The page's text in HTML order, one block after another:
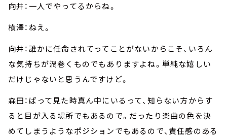
向井：一人でやってるからね。
横澤：ねえ。
向井：誰かに任命されてってことがないからこそ、いろん
な気持ちが渦巻くものでもありますよね。単純な嬉しい
だけじゃないと思うんですけど。
森田：ぱって見た時真ん中にいるって、知らない方からす
ると目が入る場所でもあるので。だったり楽曲の色を決
めてしまうようなポジションでもあるので、責任感のある